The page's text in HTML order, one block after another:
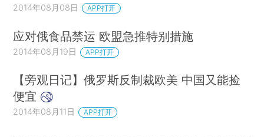
2014年08月08日 APP打开
应对俄食品禁运 欧盟急推特别措施
2014年08月19日 APP打开
【旁观日记】俄罗斯反制裁欧美 中国又能捡
便宜
2014年08月11日 APP打开